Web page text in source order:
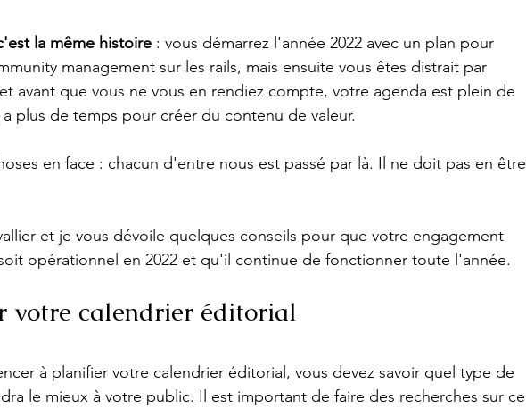
la même histoire : vous démarrez l'année 2022 avec un plan pour
management sur les rails, mais ensuite vous êtes distrait par
avant que vous ne vous en rendiez compte, votre agenda est plein de
plus de temps pour créer du contenu de valeur.
en face : chacun d'entre nous est passé par là. Il ne doit pas en être
et je vous dévoile quelques conseils pour que votre engagement
opérationnel en 2022 et qu'il continue de fonctionner toute l'année.
votre calendrier éditorial
à planifier votre calendrier éditorial, vous devez savoir quel type de
le mieux à votre public. Il est important de faire des recherches sur ce